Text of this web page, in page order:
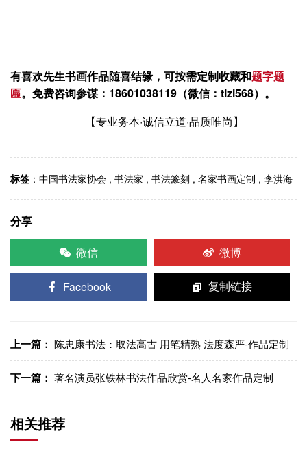
有喜欢先生书画作品随喜结缘，可按需定制收藏和题字题
匾。 免费咨询参谋：18601038119（微信：tizi568）。
【专业务本·诚信立道·品质唯尚】
标签 ： 中国书法家协会 , 书法家 , 书法篆刻 , 名家书画定制 , 李洪海
分享
微信
微博
Facebook 复制链接
上一篇： 陈忠康书法：取法高古 用笔精熟 法度森严-作品定制
下一篇： 著名演员张铁林书法作品欣赏-名人名家作品定制
相关推荐